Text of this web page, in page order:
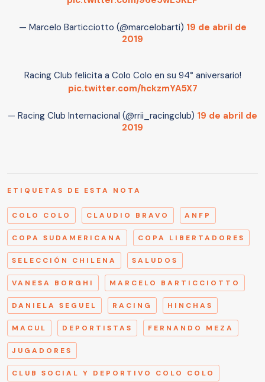
— Marcelo Barticciotto (@marcelobarti) 19 de abril de
2019
Racing Club felicita a Colo Colo en su 94° aniversario!
pic.twitter.com/hckzmYA5X7
— Racing Club Internacional (@rrii_racingclub) 19 de abril de
2019
ETIQUETAS DE ESTA NOTA
COLO COLO CLAUDIO BRAVO ANFP
COPA SUDAMERICANA COPA LIBERTADORES
SELECCIÓN CHILENA SALUDOS
VANESA BORGHI MARCELO BARTICCIOTTO
DANIELA SEGUEL RACING HINCHAS
MACUL DEPORTISTAS FERNANDO MEZA
JUGADORES
CLUB SOCIAL Y DEPORTIVO COLO COLO